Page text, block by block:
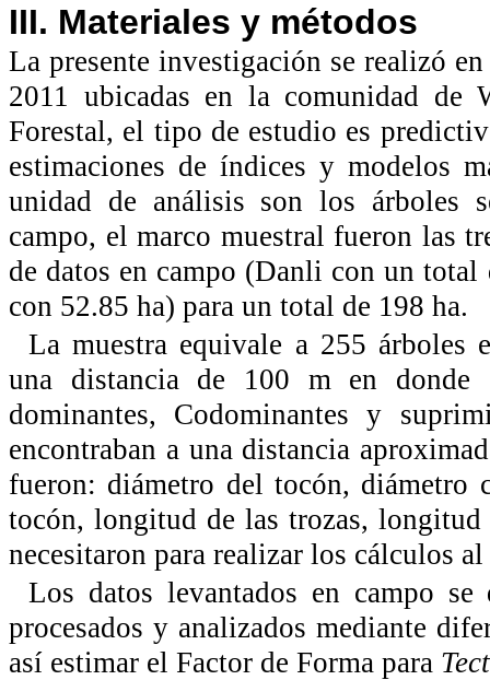
III. Materiales y métodos
La presente investigación se realizó
2011 ubicadas en la comunidad de
Forestal, el tipo de estudio es
estimaciones de índices y modelos
unidad de análisis son los árboles
campo, el marco muestral fueron las
de datos en campo (Danli con un
con 52.85 ha) para un total de 198 ha.
La muestra equivale a 255 árboles
una distancia de 100 m en donde
dominantes, Codominantes y
encontraban a una distancia
fueron: diámetro del tocón, diámetro
tocón, longitud de las trozas,
necesitaron para realizar los cálculos
Los datos levantados en campo
procesados y analizados mediante
así estimar el Factor de Forma para